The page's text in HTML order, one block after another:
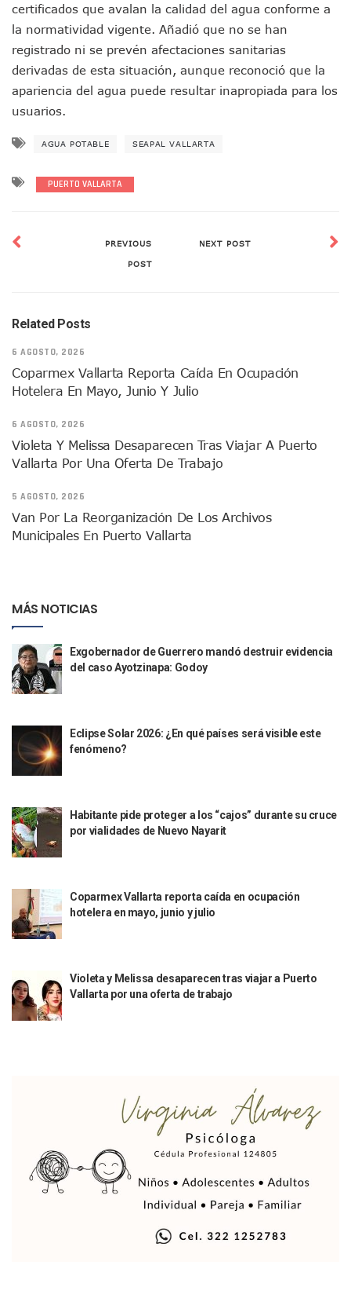
Muere “Ma Nena”, La Abuelita Mexicana Que Se Robó El
Empresario De Vallarta Participa En La Feria De
Avanza Reducción De La Jornada Laboral A 40 Horas; La
Localizan Cuatro Vehículos Robados En Puerto Vallarta
CANIRAC Vallarta–Bahía De Banderas Reelige A Martha
Reportan Poncha Llantas En Carretera Compostela–Las
Descuentos Preferenciales En El Pago Del Predial 2026
Ruta Del Peregrino: ¿Cuánto Tiempo Se Hace Para Ir A
Sentencian A 100 Años De Prisión A Mujer Por La
Arranca Programa De Bacheo En Avenidas Clave De
Rehabilitan Camellones En La Zona Norte De Puerto
Transporte En Guadalajara Permitirá Pagos Sin Contacto
Diputado Bruno Blancas Socializa Su Reforma De Ley
Bad Bunny Recibe Fuerte Respaldo Latino En El Super Bowl
Servicio Gratuito De Pipas Beneficia A Más De 7 Mil
Habrá Marcha Pacífica De Agradecimiento Por Apoyar A
Vallarta Tendrá Vuelos Directos Con Aguascalientes,
Alumnos De Vallarta Se Quedan Sin Seguro Contra
La Luna Cubrirá Al Sol Y El Día Se Convertirá En Noche Esta
Convocan A La Quinta Manifestación Contra El Aumento
Luis Munguía Inaugura La Mejora De Fachadas En El
Alertan Por Oleaje Alto Y Corrientes En El Mar De Puerto
Puerto Vallarta Aparece Vinculada A Los Archivos Del
Lemus Y Rigoberta Menchú Firman Acuerdo Para Impulsar
Puerto Vallarta Continúa Incrementando Su Conectividad
Federación Asigna 315 MDP Para La Seguridad Pública De
Sheinbaum Regaña A Diputados En San Quintín; “trabajen
Visitan 17 Mil Feligreses A Talpa De Allende Por La
Mataron A Una Tía Y Prima De Mario Delgado, Titular De La
Caso Clarisa: Tras Presión Social Adelantan Audiencia
Munguía Rechaza Vínculo Con Erick Roberto “N”; Pide
Luis Munguía Justifica Ausencia En Bloqueos Por Clarisa
Coparmex Urge A Munguía Definir Plan De Contingencia
Reclasifican Como Homicidio El Caso De Clarisa
certificados que avalan la calidad del agua conforme a
la normatividad vigente. Añadió que no se han
registrado ni se prevén afectaciones sanitarias
derivadas de esta situación, aunque reconoció que la
apariencia del agua puede resultar inapropiada para los
usuarios.
AGUA POTABLE SEAPAL VALLARTA
PUERTO VALLARTA
PREVIOUS
POST
NEXT POST
Related Posts
6 AGOSTO, 2026
Coparmex Vallarta Reporta Caída En Ocupación
Hotelera En Mayo, Junio Y Julio
6 AGOSTO, 2026
Violeta Y Melissa Desaparecen Tras Viajar A Puerto
Vallarta Por Una Oferta De Trabajo
5 AGOSTO, 2026
Van Por La Reorganización De Los Archivos
Municipales En Puerto Vallarta
MÁS NOTICIAS
Exgobernador de Guerrero mandó destruir evidencia
del caso Ayotzinapa: Godoy
Eclipse Solar 2026: ¿En qué países será visible este
fenómeno?
Habitante pide proteger a los “cajos” durante su cruce
por vialidades de Nuevo Nayarit
Coparmex Vallarta reporta caída en ocupación
hotelera en mayo, junio y julio
Violeta y Melissa desaparecen tras viajar a Puerto
Vallarta por una oferta de trabajo